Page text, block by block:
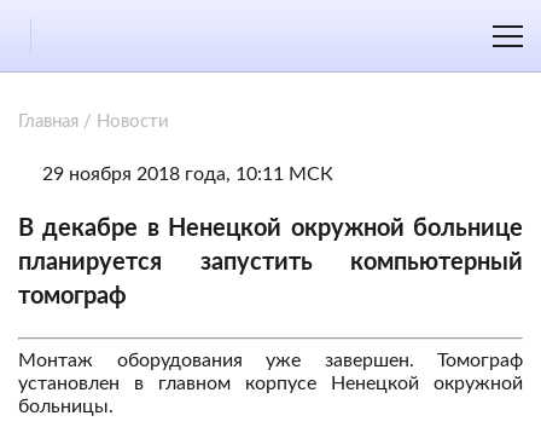
Главная / Новости
29 ноября 2018 года, 10:11 МСК
В декабре в Ненецкой окружной больнице
планируется запустить компьютерный
томограф
Монтаж оборудования уже завершен. Томограф
установлен в главном корпусе Ненецкой окружной
больницы.